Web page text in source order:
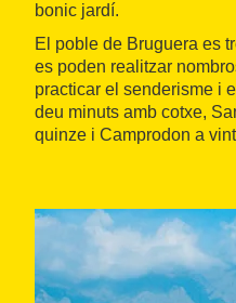
bonic jardí.
El poble de Bruguera es
es poden realitzar
practicar el senderisme i
deu minuts amb cotxe,
quinze i Camprodon a